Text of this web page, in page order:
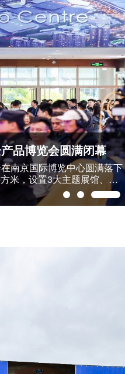
2026年上半年全国机动车达4.76亿辆 驾驶人达5.67亿人 新注册登记新能源汽车519.5万辆
车3.71亿辆；机动车驾驶人
注册登记汽车数量超千
登记1051万辆，摩托车新注